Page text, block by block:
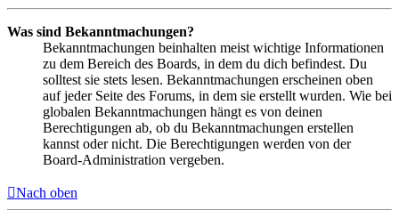
Was sind Bekanntmachungen?
Bekanntmachungen beinhalten meist wichtige Informationen
zu dem Bereich des Boards, in dem du dich befindest. Du
solltest sie stets lesen. Bekanntmachungen erscheinen oben
auf jeder Seite des Forums, in dem sie erstellt wurden. Wie bei
globalen Bekanntmachungen hängt es von deinen
Berechtigungen ab, ob du Bekanntmachungen erstellen
kannst oder nicht. Die Berechtigungen werden von der
Board-Administration vergeben.
Nach oben